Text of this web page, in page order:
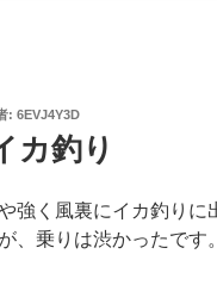
: 6EVJ4Y3D
カ釣り
強く風裏にイカ釣りに
、乗りは渋かったです。